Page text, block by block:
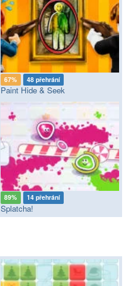
67% 48 přehrání
Paint Hide & Seek
89% 14 přehrání
Splatcha!